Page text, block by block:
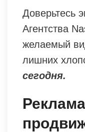
Доверьтесь
Агентства
желаемый
лишних
сегодня.